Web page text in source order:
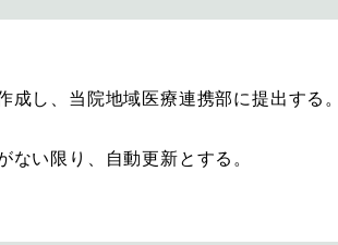
成し、当院地域医療連携部に提出する
い限り、自動更新とする。